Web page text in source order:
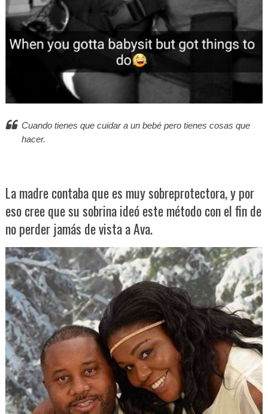
Cuando tienes que cuidar a un bebé pero tienes cosas que
hacer.
La madre contaba que es muy sobreprotectora, y por
eso cree que su sobrina ideó este método con el fin de
no perder jamás de vista a Ava.